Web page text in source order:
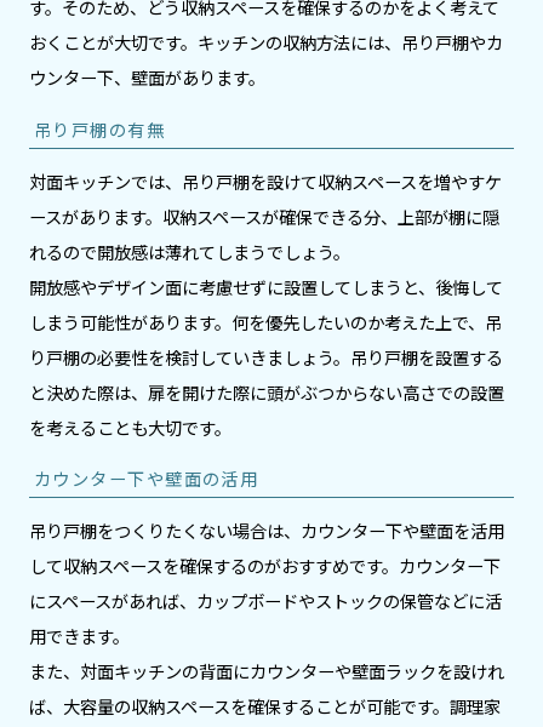
す。そのため、どう収納スペースを確保するのかをよく考えて
おくことが大切です。キッチンの収納方法には、吊り戸棚やカ
ウンター下、壁面があります。
吊り戸棚の有無
対面キッチンでは、吊り戸棚を設けて収納スペースを増やすケ
ースがあります。収納スペースが確保できる分、上部が棚に隠
れるので開放感は薄れてしまうでしょう。
開放感やデザイン面に考慮せずに設置してしまうと、後悔して
しまう可能性があります。何を優先したいのか考えた上で、吊
り戸棚の必要性を検討していきましょう。吊り戸棚を設置する
と決めた際は、扉を開けた際に頭がぶつからない高さでの設置
を考えることも大切です。
カウンター下や壁面の活用
吊り戸棚をつくりたくない場合は、カウンター下や壁面を活用
して収納スペースを確保するのがおすすめです。カウンター下
にスペースがあれば、カップボードやストックの保管などに活
用できます。
また、対面キッチンの背面にカウンターや壁面ラックを設けれ
ば、大容量の収納スペースを確保することが可能です。調理家